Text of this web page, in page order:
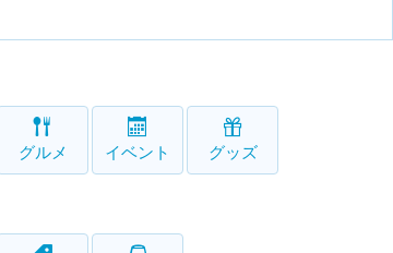
グルメ イベント グッズ